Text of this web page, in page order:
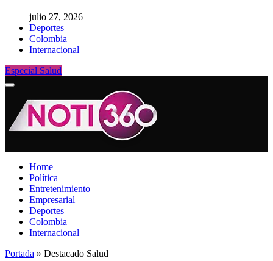
julio 27, 2026
Deportes
Colombia
Internacional
Especial Salud
Home
Política
Entretenimiento
Empresarial
Deportes
Colombia
Internacional
Portada » Destacado Salud